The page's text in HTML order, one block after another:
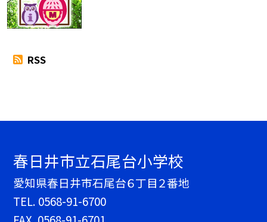
RSS
春日井市立石尾台小学校
愛知県春日井市石尾台６丁目２番地
TEL. 0568-91-6700